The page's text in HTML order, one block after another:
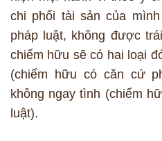
chi phối tài sản của
pháp luật, không được
chiếm hữu sẽ có hai loại
(chiếm hữu có căn cứ
không ngay tình (chiếm
luật).